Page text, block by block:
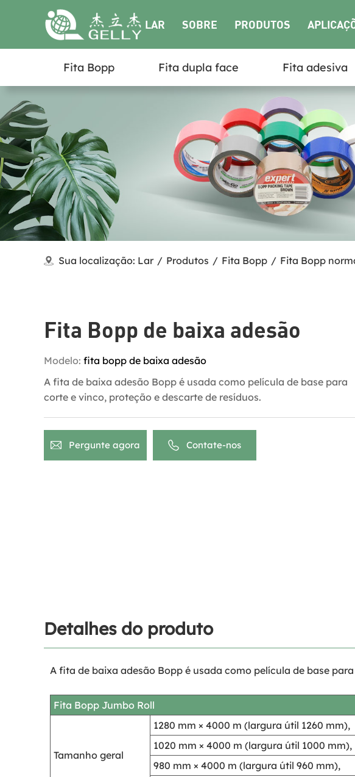
LAR SOBRE
NÓS
PRODUTOS
Fita Bopp Fita dupla face Fita adesiva
Sua localização: Lar / Produtos / Fita Bopp / Fita Bopp
Fita Bopp de baixa adesão
Modelo: fita bopp de baixa adesão
A fita de baixa adesão Bopp é usada como película de base para
corte e vinco, proteção e descarte de resíduos.
Pergunte agora Contate-nos
Detalhes do produto
A fita de baixa adesão Bopp é usada como película de base
Fita Bopp Jumbo Roll
Tamanho geral
1280 mm × 4000 m (largura útil 1260 mm),
1020 mm × 4000 m (largura útil 1000 mm),
980 mm × 4000 m (largura útil 960 mm),